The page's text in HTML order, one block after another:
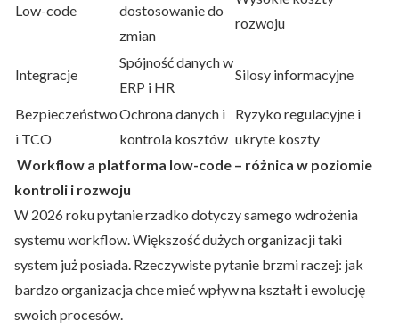
Low-code
dostosowanie do
zmian
rozwoju
Integracje
Spójność danych w
ERP i HR
Silosy informacyjne
Bezpieczeństwo
i TCO
Ochrona danych i
kontrola kosztów
Ryzyko regulacyjne i
ukryte koszty
Workflow a platforma low-code – różnica w poziomie
kontroli i rozwoju
W 2026 roku pytanie rzadko dotyczy samego wdrożenia
systemu workflow. Większość dużych organizacji taki
system już posiada. Rzeczywiste pytanie brzmi raczej: jak
bardzo organizacja chce mieć wpływ na kształt i ewolucję
swoich procesów.